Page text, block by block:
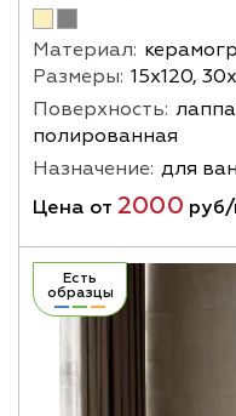
Материал:
Размеры: 15x120,
Поверхность:
полированная
Назначение: для
Цена от 2000 руб/
Есть
образцы